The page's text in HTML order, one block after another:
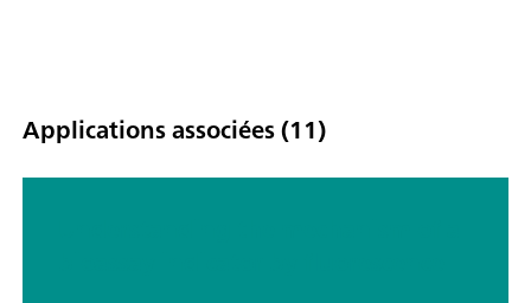
Applications associées (11)